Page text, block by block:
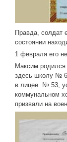
Правда, солдат
состоянии
1 февраля его
Максим
здесь школу №
в лицее № 53,
коммунальном
призвали на